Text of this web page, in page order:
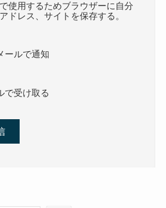
使用するためブラウザーに自分
ドレス、サイトを保存する。
ールで通知
で受け取る